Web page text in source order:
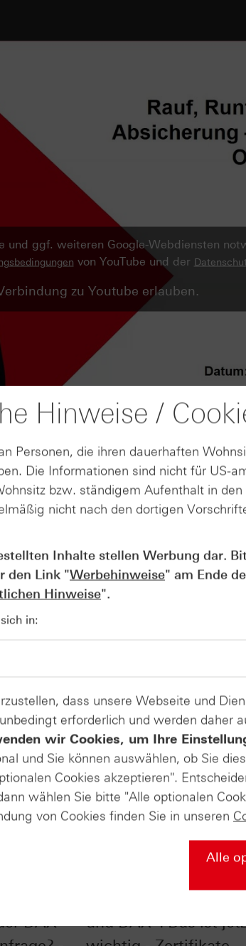
und ggf. weiteren Google-Webdiensten
von YouTube und der
zu Youtube erlauben.
Wie lange bleibt der DAX® in
Rekordlaune? - ntv Zertifikate
07.08.26
DAX®
und DAX®: Das ist
Hinweise /
Personen, die ihren dauerhaften
Die Informationen sind nicht für US-
bzw. ständigem Aufenthalt in
nicht nach den dortigen
Inhalte stellen Werbung dar.
den Link "Werbehinweise" am Ende
Hinweise".
in:
dass unsere Webseite und
erforderlich und werden daher
wir Cookies, um Ihre
und Sie können auswählen, ob Sie
Cookies akzeptieren".
wählen Sie bitte "Alle optionalen
von Cookies finden Sie in unseren
Alle